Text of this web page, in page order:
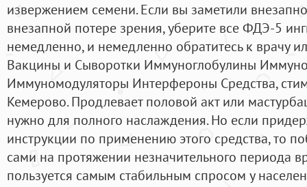
извержением семени. Если вы заметили
внезапной потере зрения, уберите все ФДЭ-5
немедленно, и немедленно обратитесь к врачу
Вакцины и Сыворотки Иммуноглобулины
Иммуномодуляторы Интерфероны Средства,
Кемерово. Продлевает половой акт или
нужно для полного наслаждения. Но если
инструкции по применению этого средства, то
сами на протяжении незначительного периода
пользуется самым стабильным спросом у